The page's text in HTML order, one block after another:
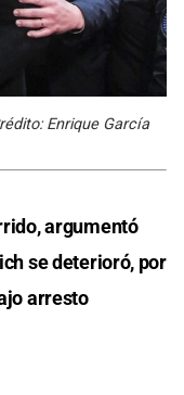
Enrique García
argumentó
se deterioró, por
arresto